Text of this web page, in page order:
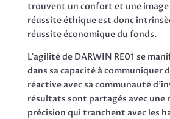
trouvent un confort et une image
réussite éthique est donc
réussite économique du fonds.
L’agilité de DARWIN RE01 se
dans sa capacité à communiquer
réactive avec sa communauté
résultats sont partagés avec une
précision qui tranchent avec les